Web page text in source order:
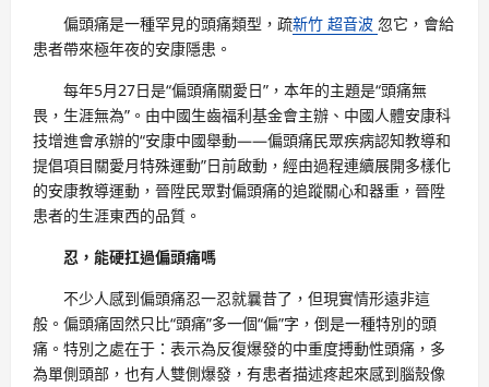
偏頭痛是一種罕見的頭痛類型，疏新竹 超音波 忽它，會給
患者帶來極年夜的安康隱患。
每年5月27日是“偏頭痛關愛日”，本年的主題是“頭痛無
畏，生涯無為”。由中國生齒福利基金會主辦、中國人體安康科
技增進會承辦的“安康中國舉動——偏頭痛民眾疾病認知教導和
提倡項目關愛月特殊運動”日前啟動，經由過程連續展開多樣化
的安康教導運動，晉陞民眾對偏頭痛的追蹤關心和器重，晉陞
患者的生涯東西的品質。
忍，能硬扛過偏頭痛嗎
不少人感到偏頭痛忍一忍就曩昔了，但現實情形遠非這
般。偏頭痛固然只比“頭痛”多一個“偏”字，倒是一種特別的頭
痛。特別之處在于：表示為反復爆發的中重度搏動性頭痛，多
為單側頭部，也有人雙側爆發，有患者描述疼起來感到腦殼像